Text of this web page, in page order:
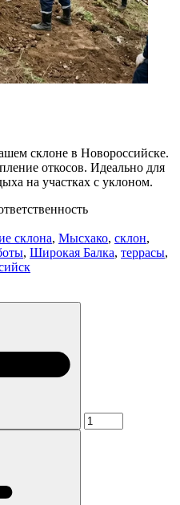
склоне в Новороссийске.
откосов. Идеально для
на участках с уклоном.
склона, Мысхако, склон,
, Широкая Балка, террасы,